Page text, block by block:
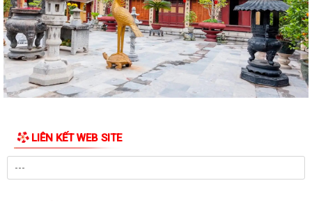
QUYẾT ĐỊNH Về việc công bố danh mục thủ tục hành chính ban hành
mới lĩnh vực việc làm thuộc phạm...
QUYẾT ĐỊNH Về việc công bố danh mục thủ tục hành chính ban hành
mới lĩnh vực việc làm thuộc phạm...
Phường Trần Hưng Đạo ra quân “chiến dịch mùa hè số”, hỗ trợ người
dân kích hoạt VNeID mức độ 2.
LIÊN KẾT WEB SITE